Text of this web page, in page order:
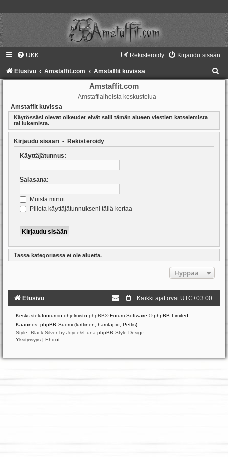
UKK Kirjaudu sisään
Rekisteröidy
Etusivu Amstaffit.com Amstaffit kuvissa
Amstaffit.com
Amstaffiaiheista keskustelua
Amstaffit kuvissa
Käytössäsi olevat oikeudet eivät salli tämän alueen viestien katselemista
tai lukemista.
Kirjaudu sisään • Rekisteröidy
Käyttäjätunnus:
Salasana:
Muista minut
Piilota käyttäjätunnukseni tällä kertaa
Tässä kategoriassa ei ole alueita.
Hyppää
Etusivu Kaikki ajat ovat UTC+03:00
Keskustelufoorumin ohjelmisto phpBB® Forum Software © phpBB Limited
Käännös: phpBB Suomi (lurttinen, harritapio, Pettis)
Style: Black-Silver by Joyce&Luna phpBB-Style-Design
Yksityisyys | Ehdot